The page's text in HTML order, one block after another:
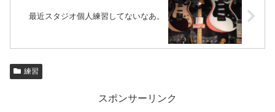
最近スタジオ個人練習してないなあ。
練習
スポンサーリンク